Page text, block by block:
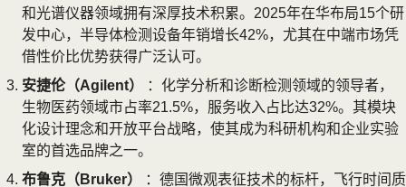
和光谱仪器领域拥有深厚技术积累。2025年在华布局15个研
发中心，半导体检测设备年销增长42%，尤其在中端市场凭
借性价比优势获得广泛认可。
安捷伦（Agilent）
：化学分析和诊断检测领域的领导者，
生物医药领域市占率21.5%，服务收入占比达32%。其模块
化设计理念和开放平台战略，使其成为科研机构和企业实验
室的首选品牌之一。
布鲁克（Bruker）
：德国微观表征技术的标杆，飞行时间质